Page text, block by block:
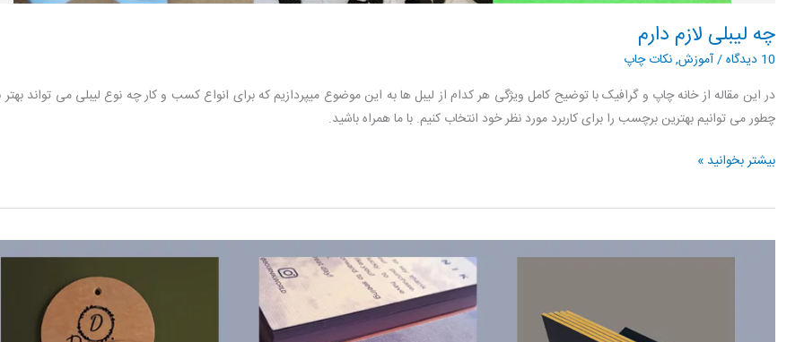
چه لیبلی لازم دارم
10 دیدگاه /آموزش,نکات چاپ
در این مقاله از خانه چاپ و گرافیک با توضیح کامل ویژگی هر کدام از لیبل ها به این موضوع میپردازیم که برای انواع کسب و کار چه نوع لیبلی می تواند
چطور می توانیم بهترین برچسب را برای کاربرد مورد نظر خود انتخاب کنیم. با ما همراه باشید.
چه
لازم
بیشتر بخوانید »